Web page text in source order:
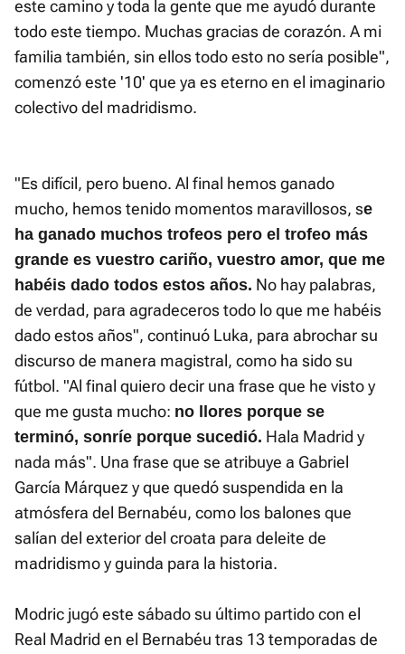
este camino y toda la gente que me ayudó durante
todo este tiempo. Muchas gracias de corazón. A mi
familia también, sin ellos todo esto no sería posible",
comenzó este '10' que ya es eterno en el imaginario
colectivo del madridismo.
"Es difícil, pero bueno. Al final hemos ganado
mucho, hemos tenido momentos maravillosos, se
ha ganado muchos trofeos pero el trofeo más
grande es vuestro cariño, vuestro amor, que me
habéis dado todos estos años. No hay palabras,
de verdad, para agradeceros todo lo que me habéis
dado estos años", continuó Luka, para abrochar su
discurso de manera magistral, como ha sido su
fútbol. "Al final quiero decir una frase que he visto y
que me gusta mucho: no llores porque se
terminó, sonríe porque sucedió. Hala Madrid y
nada más". Una frase que se atribuye a Gabriel
García Márquez y que quedó suspendida en la
atmósfera del Bernabéu, como los balones que
salían del exterior del croata para deleite de
madridismo y guinda para la historia.
Modric jugó este sábado su último partido con el
Real Madrid en el Bernabéu tras 13 temporadas de